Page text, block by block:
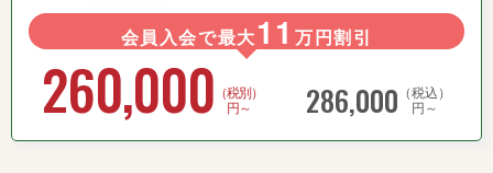
会員入会で最大11 万円割引
260,000 （税別）
円～
286,000 （税込）
円～